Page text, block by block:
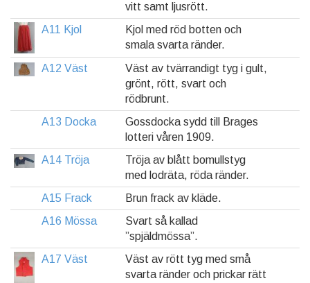
vitt samt ljusrött.
A11 Kjol
Kjol med röd botten och
smala svarta ränder.
A12 Väst
Väst av tvärrandigt tyg i gult,
grönt, rött, svart och
rödbrunt.
A13 Docka
Gossdocka sydd till Brages
lotteri våren 1909.
A14 Tröja
Tröja av blått bomullstyg
med lodräta, röda ränder.
A15 Frack
Brun frack av kläde.
A16 Mössa
Svart så kallad
”spjäldmössa”.
A17 Väst
Väst av rött tyg med små
svarta ränder och prickar rätt